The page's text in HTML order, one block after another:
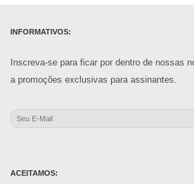
INFORMATIVOS:
Inscreva-se para ficar por dentro de nossas
a promoções exclusivas para assinantes.
ACEITAMOS: